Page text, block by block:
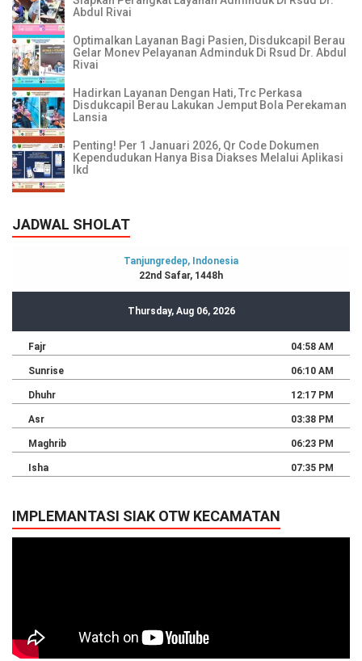
Abdul Rivai
Optimalkan Layanan Bagi Pasien, Disdukcapil Berau
Gelar Monev Pelayanan Adminduk Di Rsud Dr. Abdul
Rivai
Hadirkan Layanan Dengan Hati, Trc Perkasa
Disdukcapil Berau Lakukan Jemput Bola Perekaman
Lansia
Penting! Per 1 Januari 2026, Qr Code Dokumen
Kependudukan Hanya Bisa Diakses Melalui Aplikasi
Ikd
JADWAL SHOLAT
IMPLEMANTASI SIAK OTW KECAMATAN